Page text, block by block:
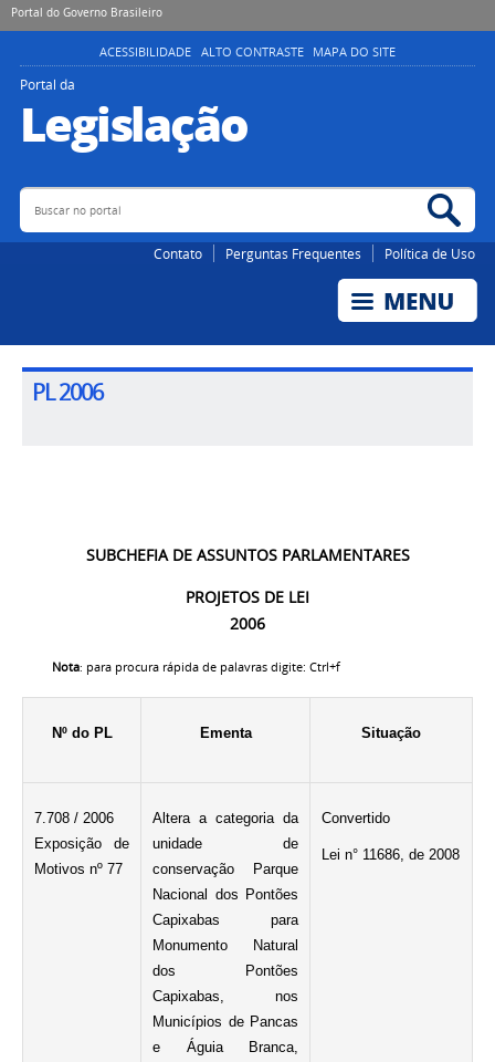
Portal do Governo Brasileiro
ACESSIBILIDADE ALTO CONTRASTE MAPA DO SITE
Portal da
Legislação
Buscar no portal
Contato Perguntas Frequentes Política de Uso
PL 2006
SUBCHEFIA DE ASSUNTOS PARLAMENTARES
PROJETOS DE LEI
2006
Nota: para procura rápida de palavras digite: Ctrl+f
Nº do PL Ementa Situação
7.708 / 2006
Exposição de
Motivos nº 77
Altera a categoria da
unidade de
conservação Parque
Nacional dos Pontões
Capixabas para
Monumento Natural
dos Pontões
Capixabas, nos
Municípios de Pancas
e Águia Branca,
Convertido
Lei n° 11686, de 2008